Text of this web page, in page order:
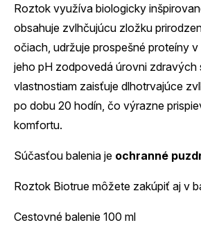
Roztok využíva biologicky
obsahuje zvlhčujúcu zložku
očiach, udržuje prospešné proteíny
jeho pH zodpovedá úrovni zdravých
vlastnostiam zaisťuje dlhotrvajúce
po dobu 20 hodín, čo výrazne
komfortu.
Súčasťou balenia je ochranné
Roztok Biotrue môžete zakúpiť aj v
Cestovné balenie 100 ml